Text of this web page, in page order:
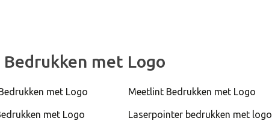
met Logo
met Logo
met Logo
Meetlint Bedrukken met Logo
Laserpointer bedrukken met logo